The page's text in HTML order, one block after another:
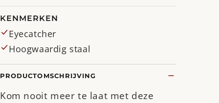
KENMERKEN
Eyecatcher
Hoogwaardig staal
PRODUCTOMSCHRIJVING
Kom nooit meer te laat met deze